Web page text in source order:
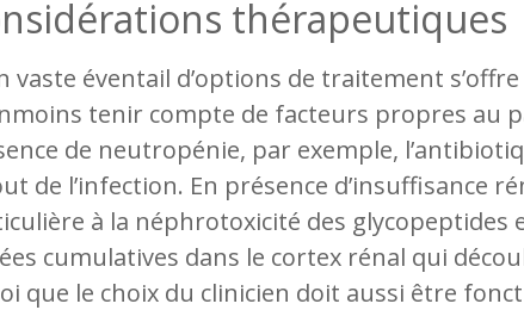
thérapeutiques
vaste éventail d’options de traitement
tenir compte de facteurs propres au
de neutropénie, par exemple,
de l’infection. En présence d’insuffisance
à la néphrotoxicité des glycopeptides
cumulatives dans le cortex rénal qui
que le choix du clinicien doit aussi être